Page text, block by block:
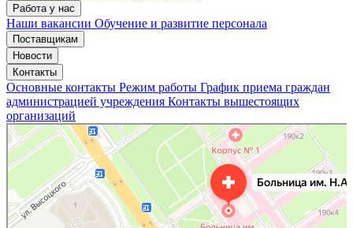
Работа у нас
Наши вакансии Обучение и развитие персонала
Поставщикам
Новости
Контакты
Основные контакты Режим работы График приема граждан
администрацией учреждения Контакты вышестоящих
организаций
«Нижегородская областная клиническая больница имени Н.А. Семашко»
Отделение больницы, госпиталя в Нижнем Новгороде
Больница для взрослых в Нижнем Новгороде